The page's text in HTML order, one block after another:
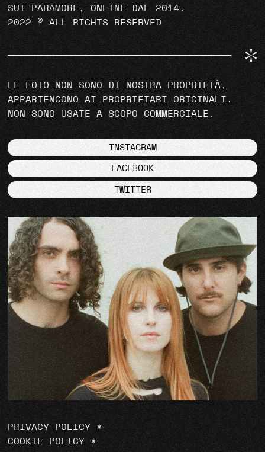
SUI PARAMORE, ONLINE DAL 2014.
2022 © ALL RIGHTS RESERVED
LE FOTO NON SONO DI NOSTRA PROPRIETÀ,
APPARTENGONO AI PROPRIETARI ORIGINALI.
NON SONO USATE A SCOPO COMMERCIALE.
INSTAGRAM
FACEBOOK
TWITTER
PRIVACY POLICY *
COOKIE POLICY *